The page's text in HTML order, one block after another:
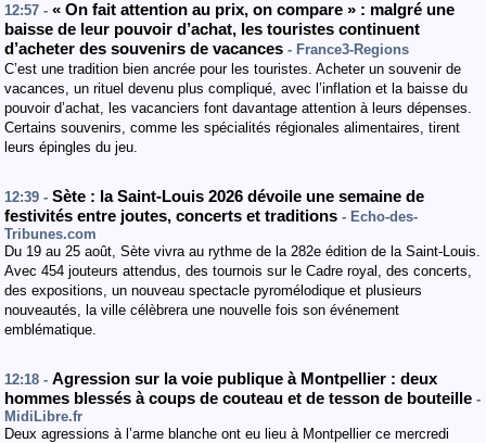
12:57 - « On fait attention au prix, on compare » : malgré une
baisse de leur pouvoir d’achat, les touristes continuent
d’acheter des souvenirs de vacances - France3-Regions
C’est une tradition bien ancrée pour les touristes. Acheter un souvenir de
vacances, un rituel devenu plus compliqué, avec l’inflation et la baisse du
pouvoir d’achat, les vacanciers font davantage attention à leurs dépenses.
Certains souvenirs, comme les spécialités régionales alimentaires, tirent
leurs épingles du jeu.
12:39 - Sète : la Saint-Louis 2026 dévoile une semaine de
festivités entre joutes, concerts et traditions - Echo-des-
Tribunes.com
Du 19 au 25 août, Sète vivra au rythme de la 282e édition de la Saint-Louis.
Avec 454 jouteurs attendus, des tournois sur le Cadre royal, des concerts,
des expositions, un nouveau spectacle pyromélodique et plusieurs
nouveautés, la ville célèbrera une nouvelle fois son événement
emblématique.
12:18 - Agression sur la voie publique à Montpellier : deux
hommes blessés à coups de couteau et de tesson de bouteille -
MidiLibre.fr
Deux agressions à l’arme blanche ont eu lieu à Montpellier ce mercredi